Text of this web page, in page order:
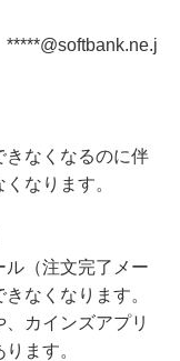
きなくなるのに伴
なります。
ル（注文完了メー
なくなります。
、カインズアプリ
ます。